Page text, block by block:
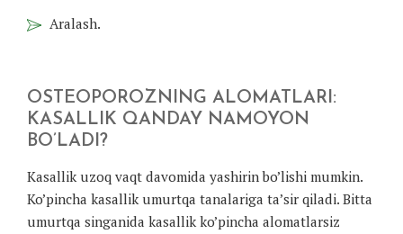
Aralash.
OSTEOPOROZNING ALOMATLARI:
KASALLIK QANDAY NAMOYON
BO’LADI?
Kasallik uzoq vaqt davomida yashirin bo’lishi mumkin.
Ko’pincha kasallik umurtqa tanalariga ta’sir qiladi. Bitta
umurtqa singanida kasallik ko’pincha alomatlarsiz